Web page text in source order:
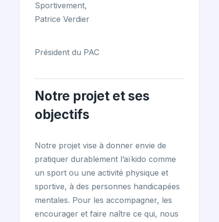
Sportivement,
Patrice Verdier
Président du PAC
Notre projet et ses
objectifs
Notre projet vise à donner envie de
pratiquer durablement l’aïkido comme
un sport ou une activité physique et
sportive, à des personnes handicapées
mentales. Pour les accompagner, les
encourager et faire naître ce qui, nous